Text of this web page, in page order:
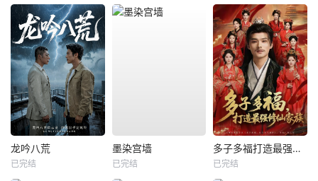
龙吟八荒
已完结
墨染宫墙
已完结
多子多福打造最强修仙家族
已完结